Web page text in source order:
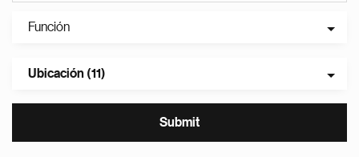
Función
Ubicación (11)